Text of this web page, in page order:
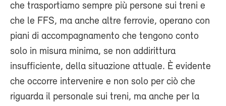
che trasportiamo sempre più persone sui treni e
che le FFS, ma anche altre ferrovie, operano con
piani di accompagnamento che tengono conto
solo in misura minima, se non addirittura
insufficiente, della situazione attuale. È evidente
che occorre intervenire e non solo per ciò che
riguarda il personale sui treni, ma anche per la